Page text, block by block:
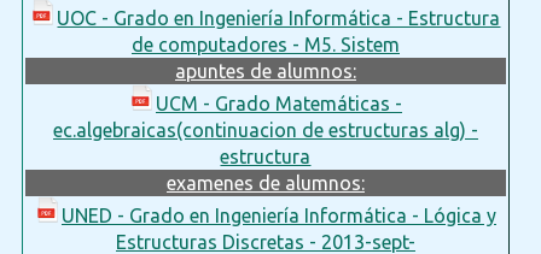
UOC - Grado en Ingeniería Informática - Estructura
de computadores - M5. Sistem
apuntes de alumnos:
UCM - Grado Matemáticas -
ec.algebraicas(continuacion de estructuras alg) -
estructura
examenes de alumnos:
UNED - Grado en Ingeniería Informática - Lógica y
Estructuras Discretas - 2013-sept-